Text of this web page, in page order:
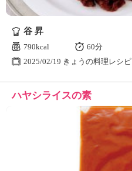
谷 昇
790kcal
60分
2025/02/19 きょうの料理レシピ
ハヤシライスの素